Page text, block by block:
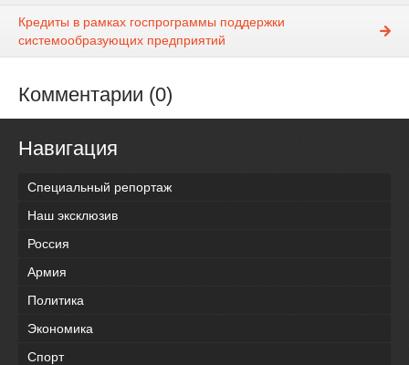
Кредиты в рамках госпрограммы поддержки
системообразующих предприятий
Комментарии (0)
Навигация
Специальный репортаж
Наш эксклюзив
Россия
Армия
Политика
Экономика
Спорт